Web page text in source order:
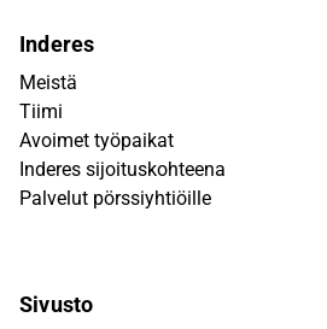
Inderes
Meistä
Tiimi
Avoimet työpaikat
Inderes sijoituskohteena
Palvelut pörssiyhtiöille
Sivusto